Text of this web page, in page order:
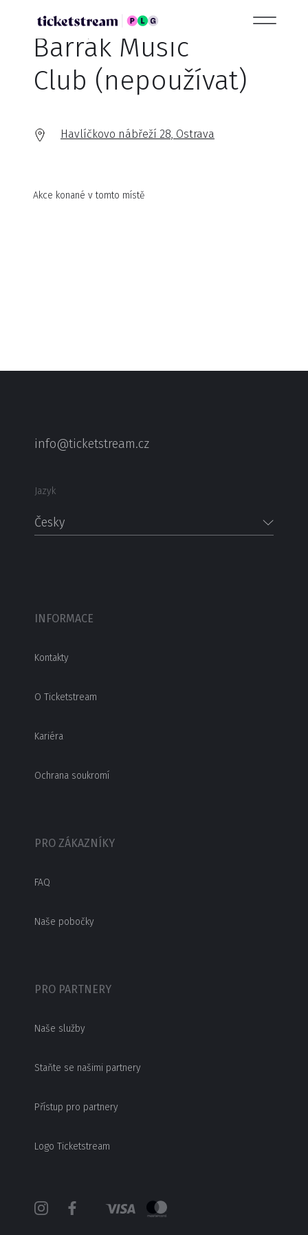
Barrák Music
Club (nepoužívat)
Havlíčkovo nábřeží 28, Ostrava
Akce konané v tomto místě
info@ticketstream.cz
Jazyk
Česky
INFORMACE
Kontakty
O Ticketstream
Kariéra
Ochrana soukromí
PRO ZÁKAZNÍKY
FAQ
Naše pobočky
PRO PARTNERY
Naše služby
Staňte se našimi partnery
Přístup pro partnery
Logo Ticketstream